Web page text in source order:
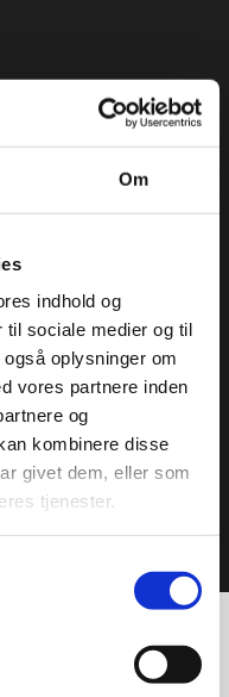
Om
indhold og
til sociale medier og til
oplysninger om
vores partnere inden
og
kombinere disse
givet dem, eller som
tjenester.
– Fra